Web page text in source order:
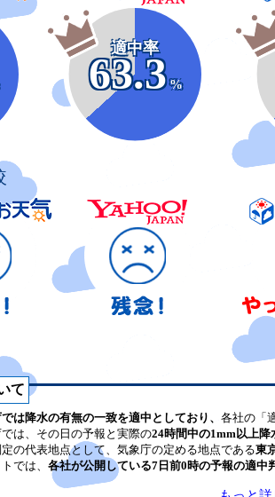
適中率
63.3
%
て
は降水の有無の一致を適中としており、 各社の「
は、その日の予報と実際の24時間中の1mm以上降
の代表地点として、気象庁の定める地点である東
では、 各社が公開している7日前0時の予報の適中